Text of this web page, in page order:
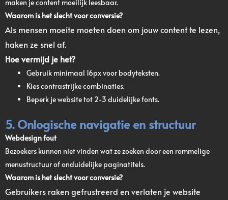
maken je content moeilijk leesbaar.
Waarom is het slecht voor conversie?
Als mensen moeite moeten doen om jouw content te lezen,
haken ze snel af.
Hoe vermijd je het?
Gebruik minimaal 16px voor bodyteksten.
Kies contrastrijke combinaties.
Beperk je website tot 2-3 duidelijke fonts.
5. Onlogische navigatie en structuur
Webdesign fout
Bezoekers kunnen niet vinden wat ze zoeken door een rommelige
menustructuur of onduidelijke paginatitels.
Waarom is het slecht voor conversie?
Gebruikers raken gefrustreerd en verlaten je website